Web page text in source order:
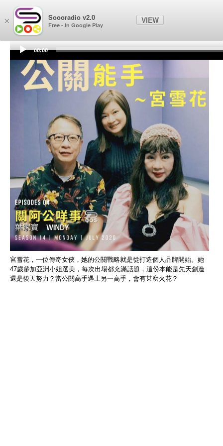
Soooradio
Audio
Player
00:00
宮雪花，一位傳奇女俠，她的公關戰略就是從打造個人品牌開始。她
47歲參加亞洲小姐選美，每次出場都充滿話題，這份本能是先天創造
還是後天努力？當公關高手遇上另一高手，會有甚麼火花？
× Soooradio v2.0
Free - In Google Play
VIEW